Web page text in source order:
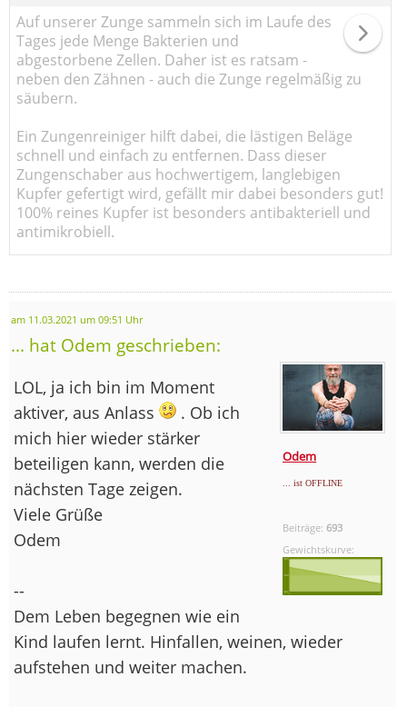
Auf unserer Zunge sammeln sich im Laufe des
Tages jede Menge Bakterien und
abgestorbene Zellen. Daher ist es ratsam -
neben den Zähnen - auch die Zunge regelmäßig zu
säubern.
Ein Zungenreiniger hilft dabei, die lästigen Beläge
schnell und einfach zu entfernen. Dass dieser
Zungenschaber aus hochwertigem, langlebigen
Kupfer gefertigt wird, gefällt mir dabei besonders gut!
100% reines Kupfer ist besonders antibakteriell und
antimikrobiell.
am 11.03.2021 um 09:51 Uhr
... hat Odem geschrieben:
Odem
... ist OFFLINE
Beiträge:693
Gewichtskurve:
LOL, ja ich bin im Moment
aktiver, aus Anlass
. Ob ich
mich hier wieder stärker
beteiligen kann, werden die
nächsten Tage zeigen.
Viele Grüße
Odem
--
Dem Leben begegnen wie ein
Kind laufen lernt. Hinfallen, weinen, wieder
aufstehen und weiter machen.